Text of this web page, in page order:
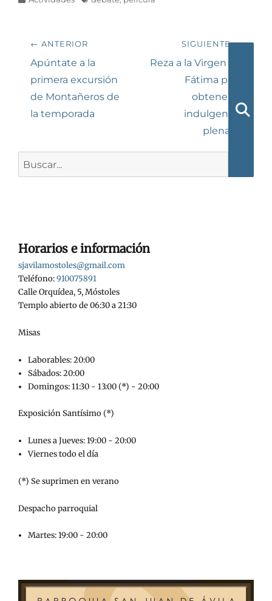
Navegación
de
entradas
← ANTERIOR
Entrada
anterior:
Apúntate a la
primera excursión
de Montañeros de
la temporada
SIGUIENTE →
Siguiente
entrada:
Reza a la Virgen de
Fátima para
obtener la
indulgencia
plenaria
Horarios e información
sjavilamostoles@gmail.com
Teléfono:910075891
Calle Orquídea, 5, Móstoles
Templo abierto de 06:30 a 21:30
Misas
Laborables: 20:00
Sábados: 20:00
Domingos: 11:30 - 13:00 (*) - 20:00
Exposición Santísimo (*)
Lunes a Jueves: 19:00 - 20:00
Viernes todo el día
(*) Se suprimen en verano
Despacho parroquial
Martes: 19:00 - 20:00